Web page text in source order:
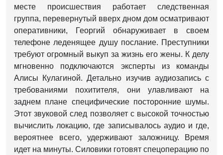
месте происшествия работает следственная
группа, перевернутый вверх дном дом осматривают
оперативники, Георгий обнаруживает в своем
телефоне леденящее душу послание. Преступники
требуют огромный выкуп за жизнь его жены. К делу
мгновенно подключаются эксперты из команды
Алисы Кулагиной. Детально изучив аудиозапись с
требованиями похитителя, они улавливают на
заднем плане специфические посторонние шумы.
Этот звуковой след позволяет с высокой точностью
вычислить локацию, где записывалось аудио и где,
вероятнее всего, удерживают заложницу. Время
идет на минуты. Силовики готовят спецоперацию по